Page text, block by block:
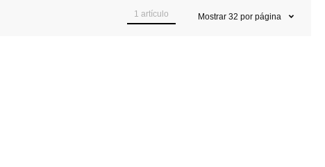
1 artículo Mostrar 32 por página